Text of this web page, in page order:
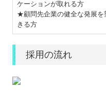
ケーションが取れる方
★顧問先企業の健全な発展を
きる方
採用の流れ